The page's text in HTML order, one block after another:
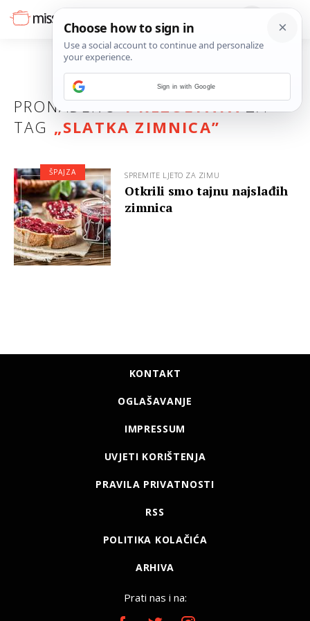
PRONAĐENO1 REZULTATAZA
TAG „SLATKA ZIMNICA”
SPREMITE LJETO ZA ZIMU
Otkrili smo tajnu najslađih
zimnica
ŠPAJZA
KONTAKT
OGLAŠAVANJE
IMPRESSUM
UVJETI KORIŠTENJA
PRAVILA PRIVATNOSTI
RSS
POLITIKA KOLAČIĆA
ARHIVA
Prati nas i na:
Sign in with Google